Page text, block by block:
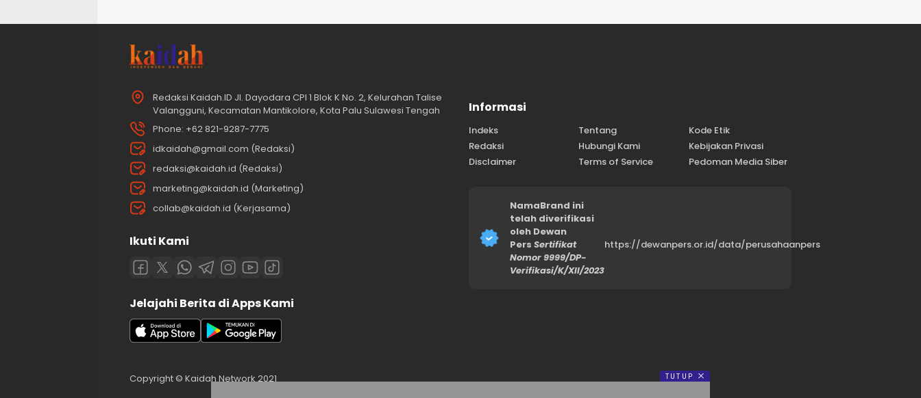
Redaksi Kaidah.ID Jl. Dayodara CPI 1 Blok K No. 2, Kelurahan Talise
Valangguni, Kecamatan Mantikolore, Kota Palu Sulawesi Tengah
Phone: +62 821-9287-7775
idkaidah@gmail.com (Redaksi)
redaksi@kaidah.id (Redaksi)
marketing@kaidah.id (Marketing)
collab@kaidah.id (Kerjasama)
Ikuti Kami
Jelajahi Berita di Apps Kami
Informasi
Indeks Tentang
Kode Etik
Redaksi
Hubungi Kami
Kebijakan Privasi
Disclaimer
Terms of Service Pedoman Media Siber
NamaBrand ini
telah diverifikasi
oleh Dewan
Pers Sertifikat
Nomor 9999/DP-
Verifikasi/K/XII/2023
https://dewanpers.or.id/data/perusahaanpers
Copyright © Kaidah Network 2021 TUTUP